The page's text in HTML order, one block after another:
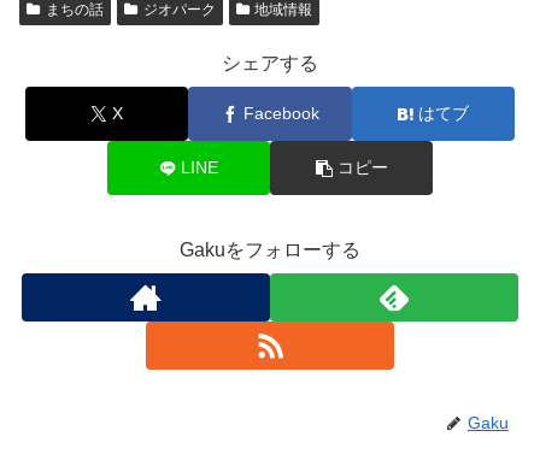
まちの話 ジオパーク 地域情報
シェアする
X Facebook はてブ
LINE コピー
Gakuをフォローする
Gaku